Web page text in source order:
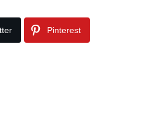
Pinterest